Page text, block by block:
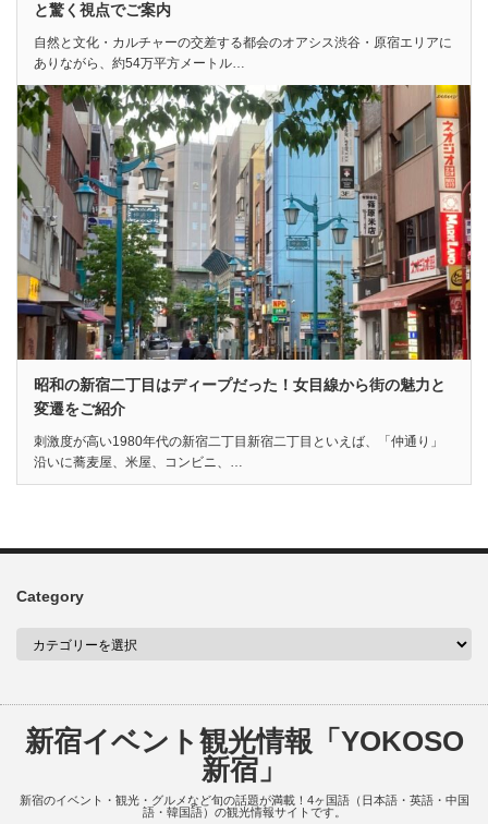
と驚く視点でご案内
自然と文化・カルチャーの交差する都会のオアシス渋谷・原宿エリアに
ありながら、約54万平方メートル…
昭和の新宿二丁目はディープだった！女目線から街の魅力と
変遷をご紹介
刺激度が高い1980年代の新宿二丁目新宿二丁目といえば、「仲通り」
沿いに蕎麦屋、米屋、コンビニ、…
Category
新宿イベント観光情報「YOKOSO
新宿」
新宿のイベント・観光・グルメなど旬の話題が満載！4ヶ国語（日本語・英語・中国
語・韓国語）の観光情報サイトです。